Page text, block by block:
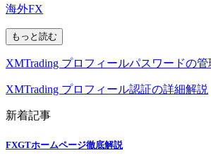
海外FX
もっと読む
XMTrading プロフィールパスワードの
XMTrading プロフィール認証の詳細解説
新着記事
FXGTホームページ徹底解説